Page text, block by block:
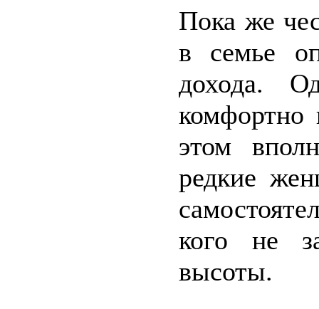
Пока же
в семье
дохода.
комфортно
этом
редкие
кого не
высоты.